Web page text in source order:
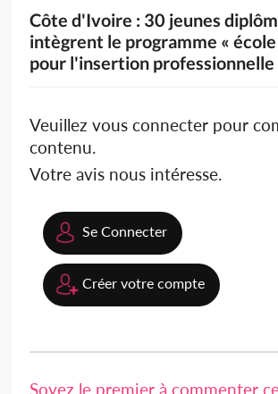
Côte d'Ivoire : 30 jeunes
intègrent le programme «
pour l'insertion professionnelle
Veuillez vous connecter pour
contenu.
Votre avis nous intéresse.
Se Connecter
Créer votre compte
Soyez le premier à commenter